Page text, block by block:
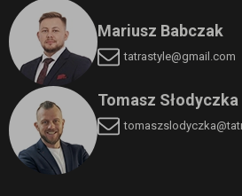
Mariusz Babczak
tatrastyle@gmail.com
Tomasz Słodyczka
tomaszslodyczka